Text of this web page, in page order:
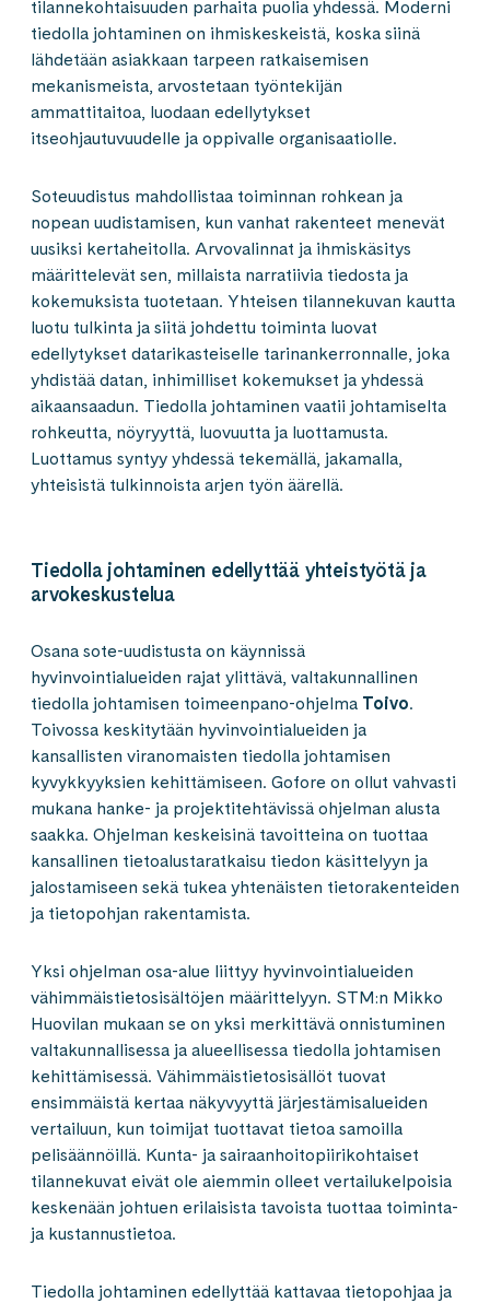
tilannekohtaisuuden parhaita puolia yhdessä. Moderni
tiedolla johtaminen on ihmiskeskeistä, koska siinä
lähdetään asiakkaan tarpeen ratkaisemisen
mekanismeista, arvostetaan työntekijän
ammattitaitoa, luodaan edellytykset
itseohjautuvuudelle ja oppivalle organisaatiolle.
Soteuudistus mahdollistaa toiminnan rohkean ja
nopean uudistamisen, kun vanhat rakenteet menevät
uusiksi kertaheitolla. Arvovalinnat ja ihmiskäsitys
määrittelevät sen, millaista narratiivia tiedosta ja
kokemuksista tuotetaan. Yhteisen tilannekuvan kautta
luotu tulkinta ja siitä johdettu toiminta luovat
edellytykset datarikasteiselle tarinankerronnalle, joka
yhdistää datan, inhimilliset kokemukset ja yhdessä
aikaansaadun. Tiedolla johtaminen vaatii johtamiselta
rohkeutta, nöyryyttä, luovuutta ja luottamusta.
Luottamus syntyy yhdessä tekemällä, jakamalla,
yhteisistä tulkinnoista arjen työn äärellä.
Tiedolla johtaminen edellyttää yhteistyötä ja
arvokeskustelua
Osana sote-uudistusta on käynnissä
hyvinvointialueiden rajat ylittävä, valtakunnallinen
tiedolla johtamisen toimeenpano-ohjelma Toivo.
Toivossa keskitytään hyvinvointialueiden ja
kansallisten viranomaisten tiedolla johtamisen
kyvykkyyksien kehittämiseen. Gofore on ollut vahvasti
mukana hanke- ja projektitehtävissä ohjelman alusta
saakka. Ohjelman keskeisinä tavoitteina on tuottaa
kansallinen tietoalustaratkaisu tiedon käsittelyyn ja
jalostamiseen sekä tukea yhtenäisten tietorakenteiden
ja tietopohjan rakentamista.
Yksi ohjelman osa-alue liittyy hyvinvointialueiden
vähimmäistietosisältöjen määrittelyyn. STM:n Mikko
Huovilan mukaan se on yksi merkittävä onnistuminen
valtakunnallisessa ja alueellisessa tiedolla johtamisen
kehittämisessä. Vähimmäistietosisällöt tuovat
ensimmäistä kertaa näkyvyyttä järjestämisalueiden
vertailuun, kun toimijat tuottavat tietoa samoilla
pelisäännöillä. Kunta- ja sairaanhoitopiirikohtaiset
tilannekuvat eivät ole aiemmin olleet vertailukelpoisia
keskenään johtuen erilaisista tavoista tuottaa toiminta-
ja kustannustietoa.
Tiedolla johtaminen edellyttää kattavaa tietopohjaa ja